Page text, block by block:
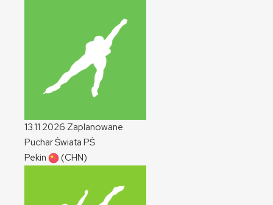
13.11.2026 Zaplanowane
Puchar Świata PŚ
Pekin
(CHN)